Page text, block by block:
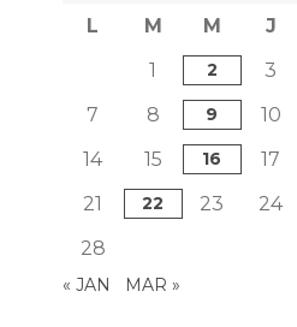
L M M J
1
2 3
7 8 9 10
14
15 16 17
21
22 23 24
28
« JAN MAR »